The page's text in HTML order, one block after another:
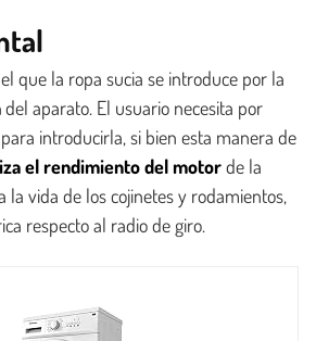
que la ropa sucia se introduce por la
del aparato. El usuario necesita por
introducirla, si bien esta manera de
el rendimiento del motorde la
la vida de los cojinetes y rodamientos,
respecto al radio de giro.